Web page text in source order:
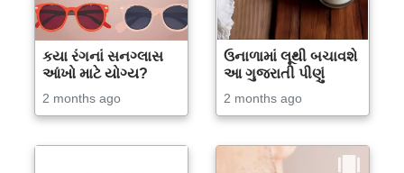
કયા રંગનાં સનગ્લાસ
આંખો માટે યોગ્ય?
2 months ago
ઉનાળામાં લૂથી બચાવશે
આ ગુજરાતી પીણું
2 months ago